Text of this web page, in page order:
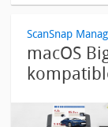
ScanSnap
macOS